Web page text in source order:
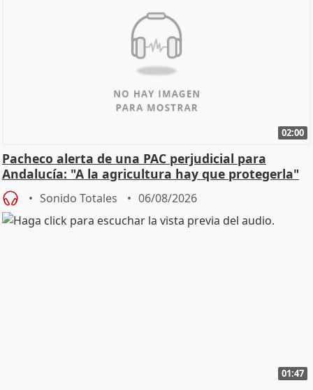
02:00
Pacheco alerta de una PAC perjudicial para
Andalucía: "A la agricultura hay que protegerla"
Sonido Totales 06/08/2026
01:47